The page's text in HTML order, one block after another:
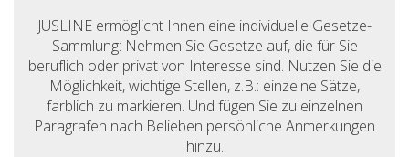
JUSLINE ermöglicht Ihnen eine individuelle Gesetze-
Sammlung: Nehmen Sie Gesetze auf, die für Sie
beruflich oder privat von Interesse sind. Nutzen Sie die
Möglichkeit, wichtige Stellen, z.B.: einzelne Sätze,
farblich zu markieren. Und fügen Sie zu einzelnen
Paragrafen nach Belieben persönliche Anmerkungen
hinzu.